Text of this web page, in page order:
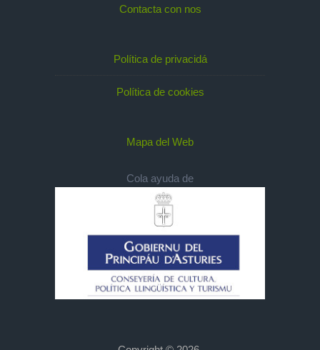
Contacta con nos
Política de privacidá
Política de cookies
Mapa del Web
Cola ayuda de